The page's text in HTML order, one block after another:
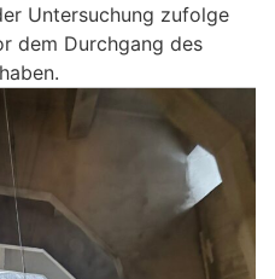
Untersuchung zufolge
dem Durchgang des